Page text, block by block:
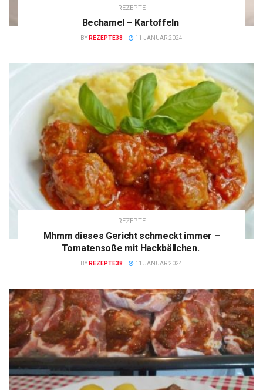
REZEPTE
Bechamel – Kartoffeln
BY REZEPTE38 11 JANUAR 2024
REZEPTE
Mhmm dieses Gericht schmeckt immer –
Tomatensoße mit Hackbällchen.
BY REZEPTE38 11 JANUAR 2024